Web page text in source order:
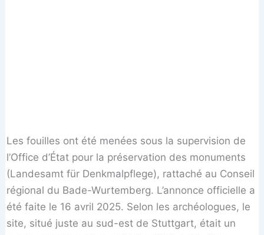
Les fouilles ont été menées sous la supervision de
l’Office d’État pour la préservation des monuments
(Landesamt für Denkmalpflege), rattaché au Conseil
régional du Bade-Wurtemberg. L’annonce officielle a
été faite le 16 avril 2025. Selon les archéologues, le
site, situé juste au sud-est de Stuttgart, était un